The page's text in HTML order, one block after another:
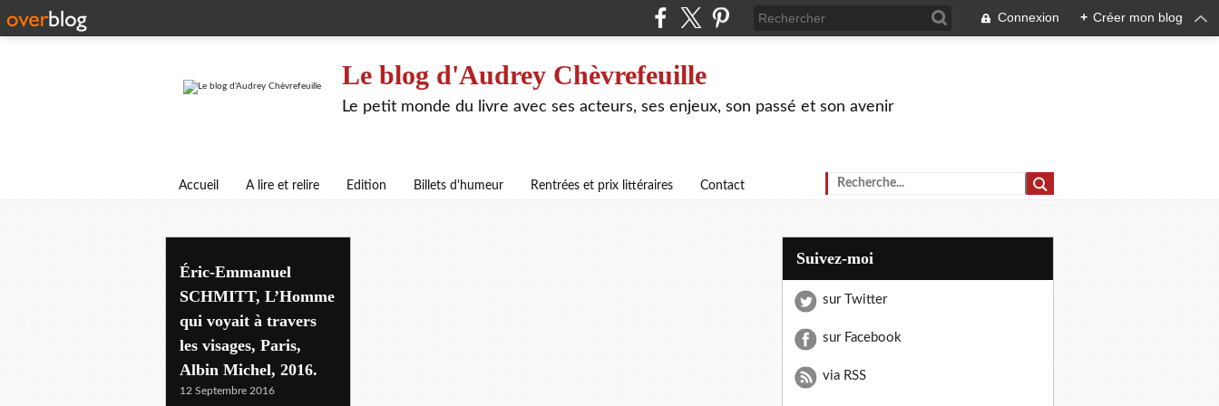
Connexion + Créer mon blog
Le blog d'Audrey Chèvrefeuille
Le petit monde du livre avec ses acteurs, ses enjeux, son passé et son avenir
Accueil A lire et relire Edition Billets d'humeur Rentrées et prix littéraires Contact
Éric-Emmanuel
SCHMITT, L’Homme
qui voyait à travers
les visages, Paris,
Albin Michel, 2016.
12 Septembre 2016
Suivez-moi
sur Twitter
sur Facebook
via RSS